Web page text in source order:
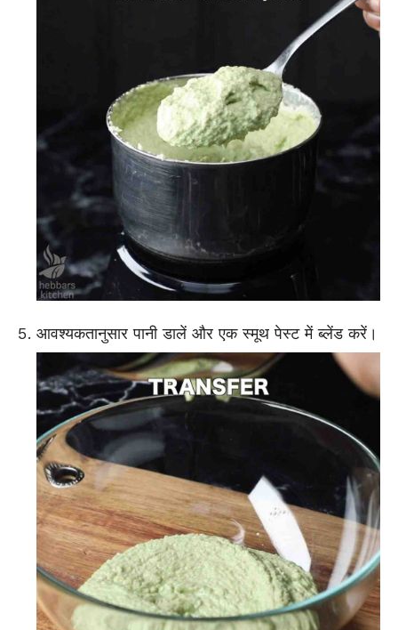
आवश्यकतानुसार पानी डालें और एक स्मूथ पेस्ट में ब्लेंड करें।